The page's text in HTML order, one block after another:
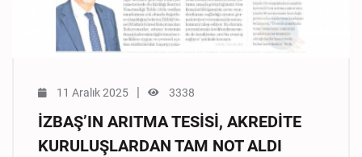
11 Aralık 2025 3338
İZBAŞ’IN ARITMA TESİSİ, AKREDİTE
KURULUŞLARDAN TAM NOT ALDI